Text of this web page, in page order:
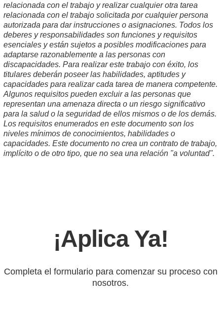
relacionada con el trabajo y realizar cualquier otra tarea
relacionada con el trabajo solicitada por cualquier persona
autorizada para dar instrucciones o asignaciones. Todos los
deberes y responsabilidades son funciones y requisitos
esenciales y están sujetos a posibles modificaciones para
adaptarse razonablemente a las personas con
discapacidades. Para realizar este trabajo con éxito, los
titulares deberán poseer las habilidades, aptitudes y
capacidades para realizar cada tarea de manera competente.
Algunos requisitos pueden excluir a las personas que
representan una amenaza directa o un riesgo significativo
para la salud o la seguridad de ellos mismos o de los demás.
Los requisitos enumerados en este documento son los
niveles mínimos de conocimientos, habilidades o
capacidades. Este documento no crea un contrato de trabajo,
implícito o de otro tipo, que no sea una relación "a voluntad".
¡Aplica Ya!
Completa el formulario para comenzar su proceso con
nosotros.